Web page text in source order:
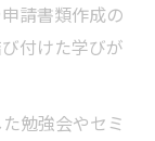
格申請事例
ントを紹介
請書類作成の
付けた学びが
勉強会やセミ